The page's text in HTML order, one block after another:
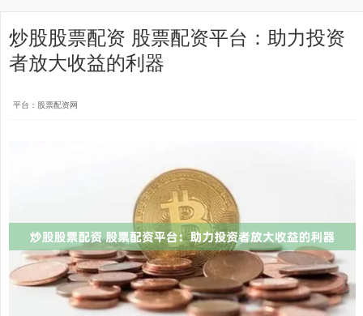
炒股股票配资 股票配资平台：助力投资
者放大收益的利器
平台：股票配资网